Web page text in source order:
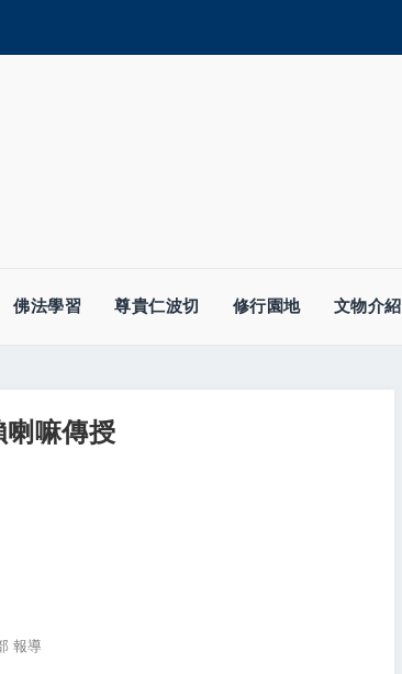
佛法學習 尊貴仁波切 修行園地 文物介紹
嘛傳授
報導